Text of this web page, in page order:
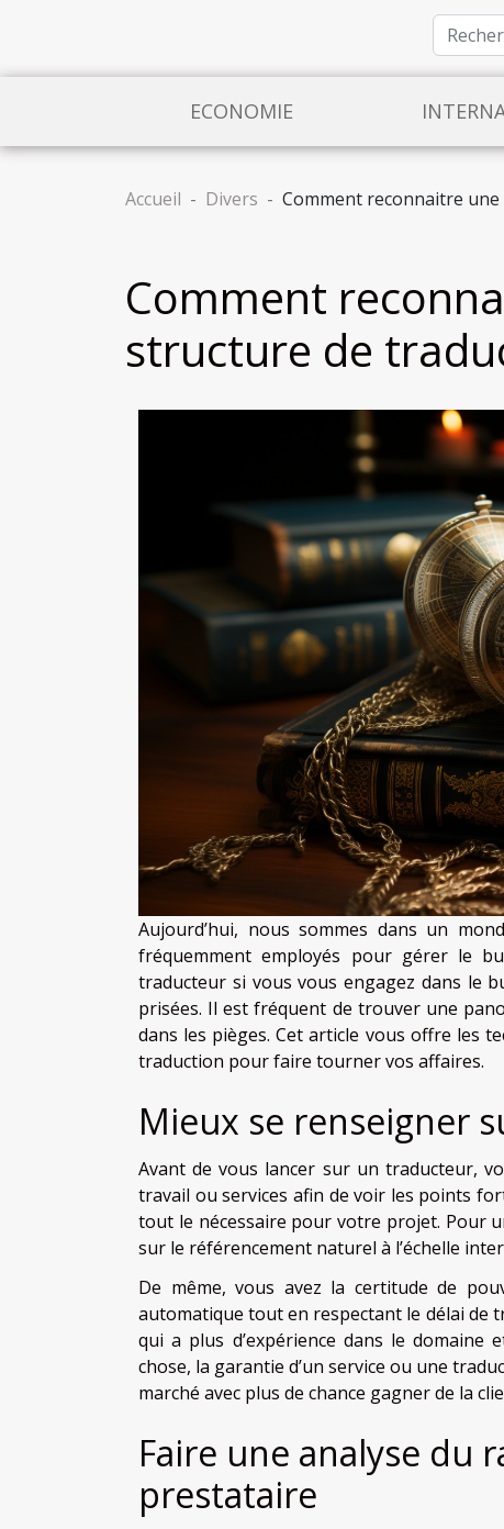
ECONOMIE
Accueil Divers Comment reconnaitre
Comment
structure de
Aujourd’hui, nous sommes dans un
fréquemment employés pour gérer le
traducteur si vous vous engagez dans le
prisées. Il est fréquent de trouver une
dans les pièges. Cet article vous offre les
traduction pour faire tourner vos affaires.
Mieux se renseigner
Avant de vous lancer sur un traducteur,
travail ou services afin de voir les points
tout le nécessaire pour votre projet. Pour
sur le référencement naturel à l’échelle
De même, vous avez la certitude de
automatique tout en respectant le délai de
qui a plus d’expérience dans le
chose, la garantie d’un service ou une
marché avec plus de chance gagner de la
Faire une analyse du
prestataire